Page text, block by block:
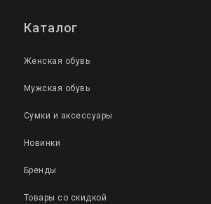
Каталог
Женская обувь
Мужская обувь
Сумки и аксессуары
Новинки
Бренды
Товары со скидкой